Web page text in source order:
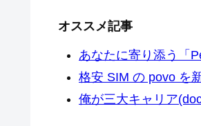
オススメ記事
あなたに寄り添う「
格安 SIM の povo を
俺が三大キャリア